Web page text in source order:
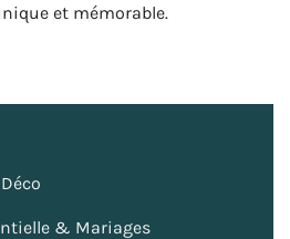
et mémorable.
& Mariages